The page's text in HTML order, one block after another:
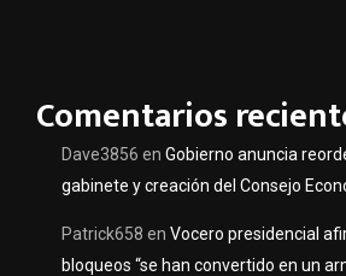
Comentarios
Dave3856 en Gobierno anuncia
gabinete y creación del Consejo
Patrick658 en Vocero presidencial
bloqueos “se han convertido en un